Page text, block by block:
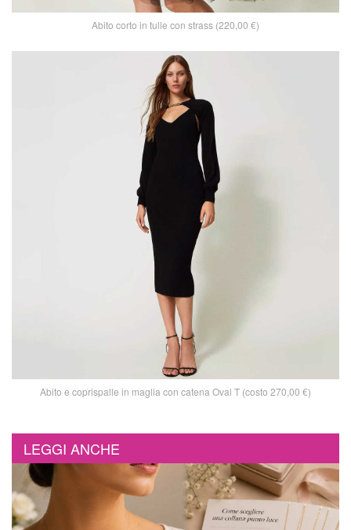
Abito corto in tulle con strass (220,00 €)
Abito e coprispalle in maglia con catena Oval T (costo 270,00 €)
LEGGI ANCHE